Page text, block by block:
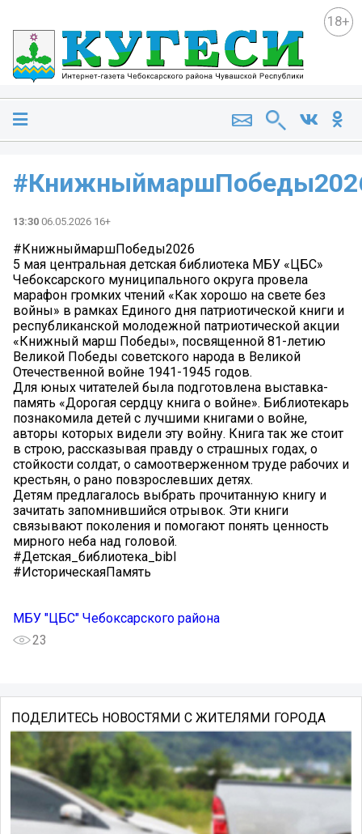
18+
13:30 06.05.2026 16+
#КнижныймаршПобеды2026
5 мая центральная детская библиотека МБУ «ЦБС»
Чебоксарского муниципального округа провела
марафон громких чтений «Как хорошо на свете без
войны» в рамках Единого дня патриотической книги и
республиканской молодежной патриотической акции
«Книжный марш Победы», посвященной 81-летию
Великой Победы советского народа в Великой
Отечественной войне 1941-1945 годов.
Для юных читателей была подготовлена выставка-
память «Дорогая сердцу книга о войне». Библиотекарь
познакомила детей с лучшими книгами о войне,
авторы которых видели эту войну. Книга так же стоит
в строю, рассказывая правду о страшных годах, о
стойкости солдат, о самоотверженном труде рабочих и
крестьян, о рано повзрослевших детях.
Детям предлагалось выбрать прочитанную книгу и
зачитать запомнившийся отрывок. Эти книги
связывают поколения и помогают понять ценность
мирного неба над головой.
#Детская_библиотека_bibl
#ИсторическаяПамять
МБУ "ЦБС" Чебоксарского района
23
ПОДЕЛИТЕСЬ НОВОСТЯМИ С ЖИТЕЛЯМИ ГОРОДА